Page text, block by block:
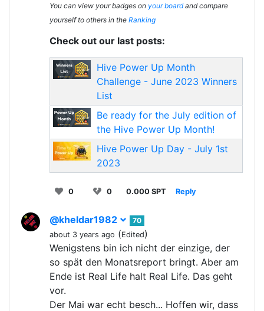
You can view your badges on your boardand compare
yourself to others in the Ranking
Check out our last posts:
Hive Power Up Month
Challenge - June 2023 Winners
List
Be ready for the July edition of
the Hive Power Up Month!
Hive Power Up Day - July 1st
2023
0 0 0.000 SPT Reply
@kheldar1982
70
about 3 years ago (Edited)
Wenigstens bin ich nicht der einzige, der
so spät den Monatsreport bringt. Aber am
Ende ist Real Life halt Real Life. Das geht
vor.
Der Mai war echt besch... Hoffen wir, dass